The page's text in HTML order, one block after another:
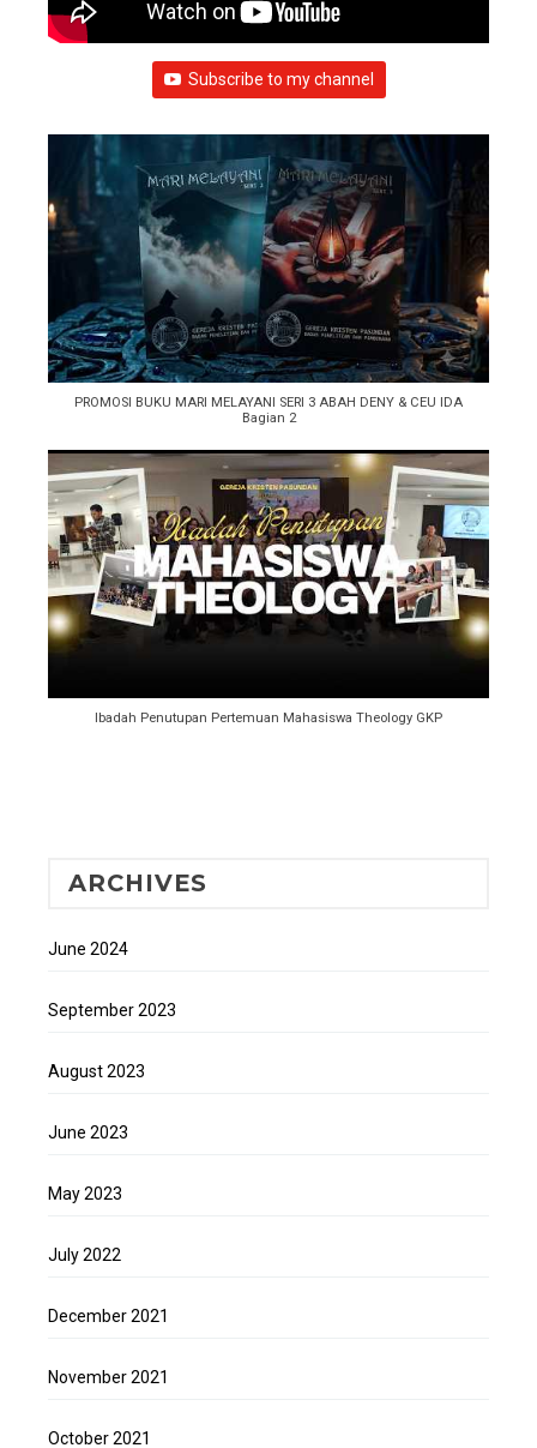
Subscribe to my channel
PROMOSI BUKU MARI MELAYANI SERI 3 ABAH DENY & CEU IDA
Bagian 2
Ibadah Penutupan Pertemuan Mahasiswa Theology GKP
ARCHIVES
June 2024
September 2023
August 2023
June 2023
May 2023
July 2022
December 2021
November 2021
October 2021